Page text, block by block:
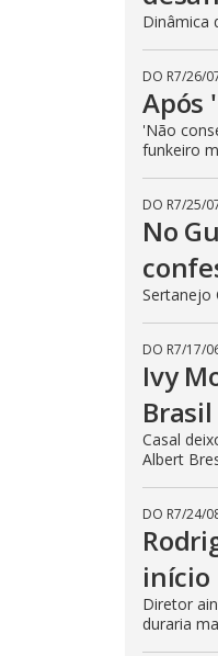
Dinâmica
DO R7/26/
Após
'Não
funkeiro
DO R7/25/
No
Sertanejo
DO R7/17/
Ivy
Casal
Albert
DO R7/24/
início
Diretor
duraria